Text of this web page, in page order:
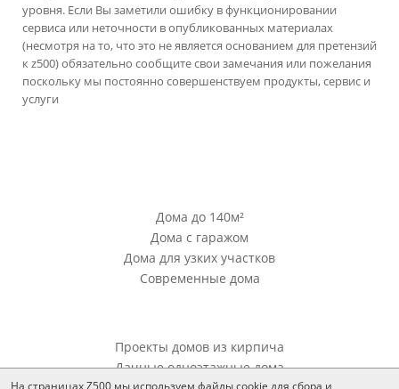
уровня. Если Вы заметили ошибку в функционировании
сервиса или неточности в опубликованных материалах
(несмотря на то, что это не является основанием для претензий
к z500) обязательно сообщите свои замечания или пожелания
поскольку мы постоянно совершенствуем продукты, сервис и
услуги
Дома до 140м²
Дома с гаражом
Дома для узких участков
Современные дома
Проекты домов из кирпича
Дачные одноэтажные дома
На страницах Z500 мы используем файлы cookie для сбора и